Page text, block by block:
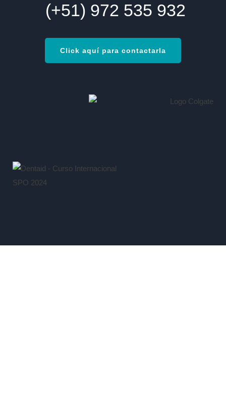
(+51) 972 535 932
Click aquí para contactarla